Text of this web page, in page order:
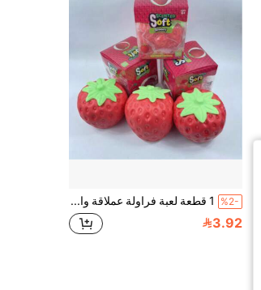
%2- 1 قطعة لعبة فراولة عملاقة واقعية قابلة للضغط، ناعمة بطيئة الارتداد قابلة لإعادة الاستخدام لتخفيف التوتر، ديكور مكتب للبالغين، أسلوب وتغليف عشوائي
3.92